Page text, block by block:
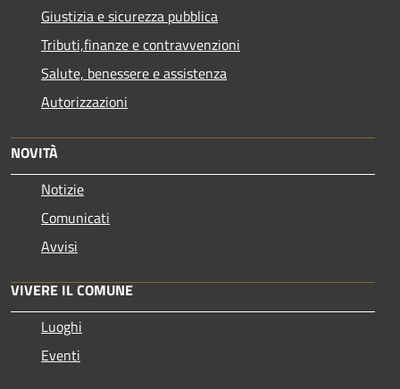
Giustizia e sicurezza pubblica
Tributi,finanze e contravvenzioni
Salute, benessere e assistenza
Autorizzazioni
NOVITÀ
Notizie
Comunicati
Avvisi
VIVERE IL COMUNE
Luoghi
Eventi